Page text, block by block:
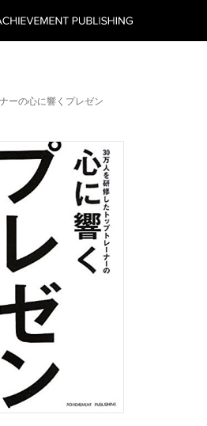
ーの心に響くプレゼン